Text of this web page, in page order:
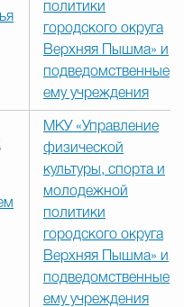
политики
городского округа
Верхняя Пышма» и
подведомственные
ему учреждения
МКУ «Управление
физической
культуры, спорта и
молодежной
политики
городского округа
Верхняя Пышма» и
подведомственные
ему учреждения